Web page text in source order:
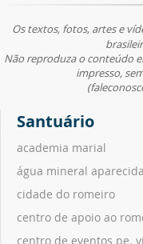
Os textos, fotos, artes e
Não reproduza o conteúdo
impresso,
Santuário
academia marial
água mineral aparecida
cidade do romeiro
centro de apoio ao
centro de eventos pe.